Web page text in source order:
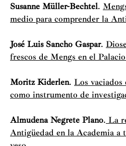
Susanne Müller-Bechtel.
medio para comprender la
José Luis Sancho Gaspar.
frescos de Mengs en el
Moritz Kiderlen. Los vaciados
como instrumento de
Almudena Negrete Plano. La
Antigüedad en la Academia a